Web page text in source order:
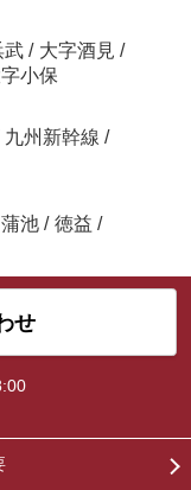
武 / 大字酒見 /
小保
九州新幹線 /
蒲池 / 徳益 /
せ